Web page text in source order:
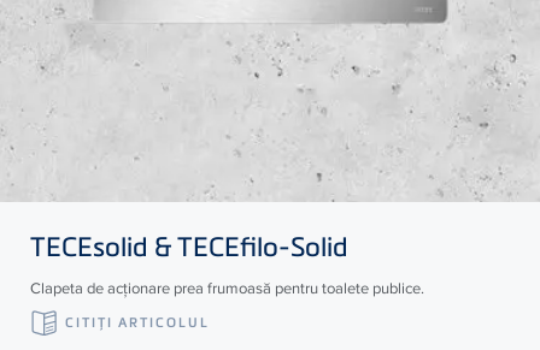
TECEsolid &TECEfilo-Solid
Clapeta de acționare prea frumoasă pentru toalete publice.
CITIŢI ARTICOLUL